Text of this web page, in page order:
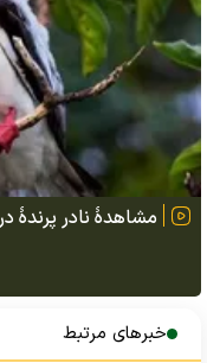
مشاهدهٔ نادر پرندهٔ
خبرهای مرتبط